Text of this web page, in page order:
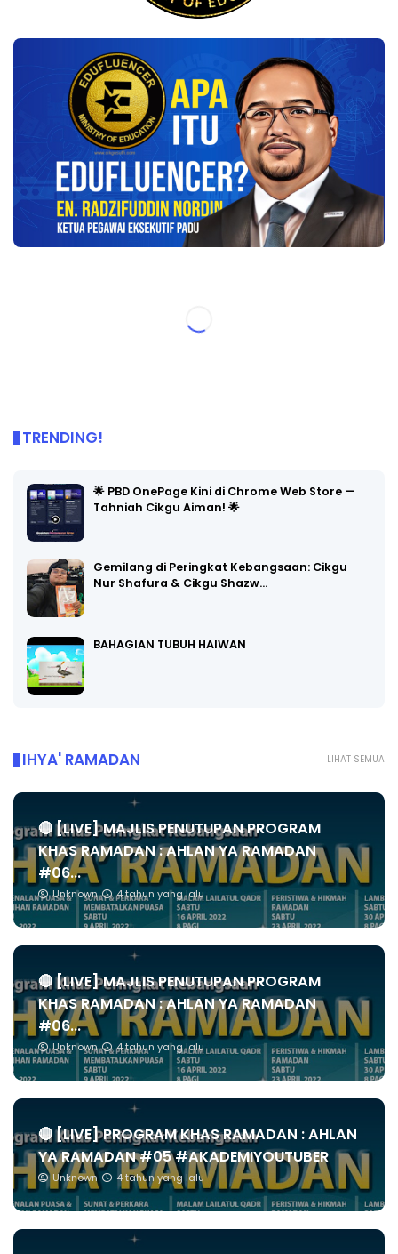
TRENDING!
🌟 PBD OnePage Kini di Chrome Web Store —
Tahniah Cikgu Aiman! 🌟
Gemilang di Peringkat Kebangsaan: Cikgu
Nur Shafura & Cikgu Shazw…
BAHAGIAN TUBUH HAIWAN
LIHAT SEMUA
IHYA' RAMADAN
🔴 [LIVE] MAJLIS PENUTUPAN PROGRAM
KHAS RAMADAN : AHLAN YA RAMADAN
#06...
Unknown 4 tahun yang lalu
🔴 [LIVE] MAJLIS PENUTUPAN PROGRAM
KHAS RAMADAN : AHLAN YA RAMADAN
#06...
Unknown 4 tahun yang lalu
🔴 [LIVE] PROGRAM KHAS RAMADAN : AHLAN
YA RAMADAN #05 #AKADEMIYOUTUBER
Unknown 4 tahun yang lalu